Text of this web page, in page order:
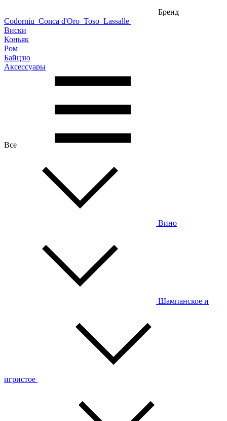
Бренд
Codorniu Conca d'Oro Toso Lassalle
Виски
Коньяк
Ром
Байцзю
Аксессуары
Все
Вино
Шампанское и
игристое